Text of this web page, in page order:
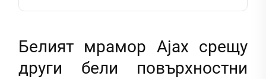
Белият мрамор Ajax срещу
други бели повърхностни